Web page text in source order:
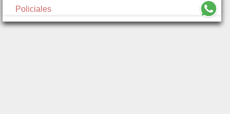
Policiales